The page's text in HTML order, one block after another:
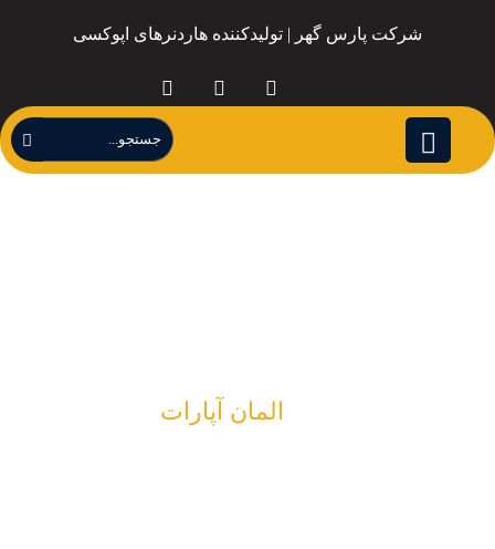
شرکت پارس گهر | تولیدکننده هاردنرهای اپوکسی
المان آپارات